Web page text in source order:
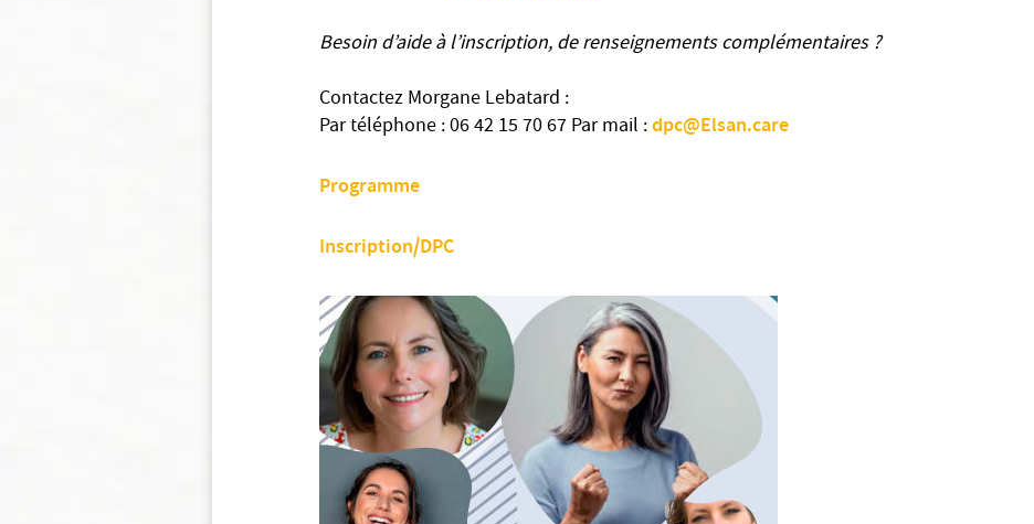
Besoin d’aide à l’inscription, de renseignements complémentaires ?
Contactez Morgane Lebatard :
Par téléphone : 06 42 15 70 67 Par mail :dpc@Elsan.care
Programme
Inscription/DPC